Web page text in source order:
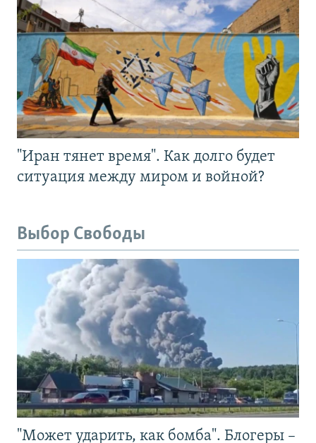
"Иран тянет время". Как долго будет
ситуация между миром и войной?
Выбор Свободы
"Может ударить, как бомба". Блогеры –